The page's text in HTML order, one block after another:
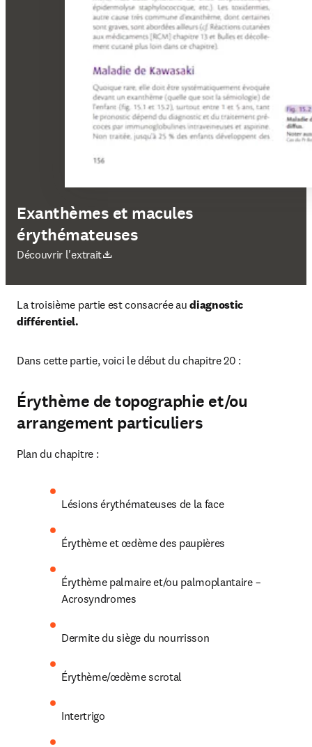
Exanthèmes et macules
érythémateuses
Découvrir l'extrait
S’ouvre dans une nouvelle fenêtre
La troisième partie est consacrée au diagnostic
différentiel.
Dans cette partie, voici le début du chapitre 20 :
Érythème de topographie et/ou
arrangement particuliers
Plan du chapitre :
Lésions érythémateuses de la face
Érythème et œdème des paupières
Érythème palmaire et/ou palmoplantaire –
Acrosyndromes
Dermite du siège du nourrisson
Érythème/œdème scrotal
Intertrigo